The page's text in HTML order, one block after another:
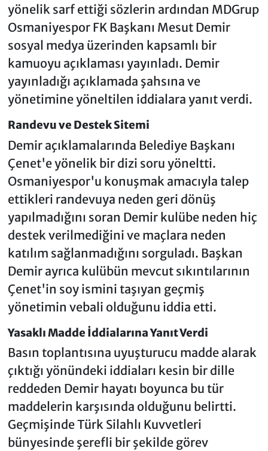
yönelik sarf ettiği sözlerin ardından MDGrup
Osmaniyespor FK Başkanı Mesut Demir
sosyal medya üzerinden kapsamlı bir
kamuoyu açıklaması yayınladı. Demir
yayınladığı açıklamada şahsına ve
yönetimine yöneltilen iddialara yanıt verdi.
Randevu ve Destek Sitemi
Demir açıklamalarında Belediye Başkanı
Çenet'e yönelik bir dizi soru yöneltti.
Osmaniyespor'u konuşmak amacıyla talep
ettikleri randevuya neden geri dönüş
yapılmadığını soran Demir kulübe neden hiç
destek verilmediğini ve maçlara neden
katılım sağlanmadığını sorguladı. Başkan
Demir ayrıca kulübün mevcut sıkıntılarının
Çenet'in soy ismini taşıyan geçmiş
yönetimin vebali olduğunu iddia etti.
Yasaklı Madde İddialarına Yanıt Verdi
Basın toplantısına uyuşturucu madde alarak
çıktığı yönündeki iddiaları kesin bir dille
reddeden Demir hayatı boyunca bu tür
maddelerin karşısında olduğunu belirtti.
Geçmişinde Türk Silahlı Kuvvetleri
bünyesinde şerefli bir şekilde görev